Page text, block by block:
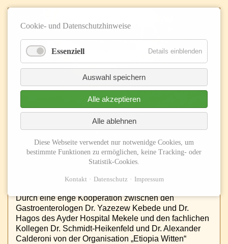
Warum wir seit 2020 nicht mehr in Äthiopien tätig sein
Gastro-Enterologie (Magen-Darm Heilkunde)
Durch eine enge Kooperation zwischen den
Gastroenterologen Dr. Yazezew Kebede und Dr.
Hagos des Ayder Hospital Mekele und den fachlichen
Kollegen Dr. Schmidt-Heikenfeld und Dr. Alexander
Calderoni von der Organisation „Etiopia Witten“
Cookie- und Datenschutzhinweise
Essenziell Details einblenden
Auswahl speichern
Alle akzeptieren
Alle ablehnen
Diese Webseite verwendet nur notwenidge Cookies, um
bestimmte Funktionen zu ermöglichen, keine Tracking- oder
Statistik-Cookies.
Kontakt Datenschutz Impressum